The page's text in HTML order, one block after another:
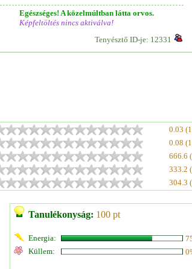
Egészséges! A közelmúltban látta orvos.
Képfeltöltés nincs aktiválva!
Tenyésztő ID-je: 12331
0.03
0.08
666.6
333.2
304.3
Tanulékonyság: 100 pt
Energia:
Küllem: